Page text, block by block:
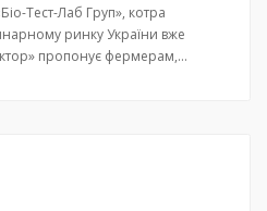
Тест-Лаб Груп», котра
ринку України вже
пропонує фермерам,…